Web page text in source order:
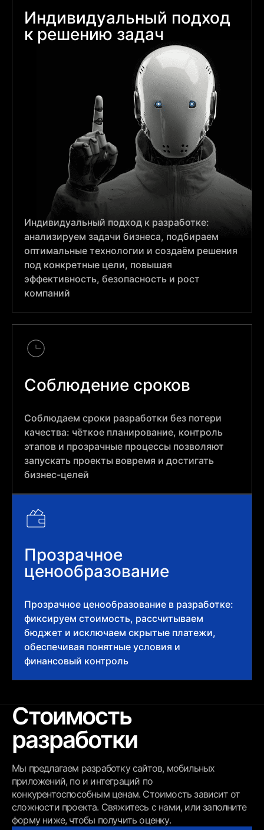
Индивидуальный подход
к решению задач
Индивидуальный подход к разработке:
анализируем задачи бизнеса, подбираем
оптимальные технологии и создаём решения
под конкретные цели, повышая
эффективность, безопасность и рост
компаний
Соблюдение сроков
Соблюдаем сроки разработки без потери
качества: чёткое планирование, контроль
этапов и прозрачные процессы позволяют
запускать проекты вовремя и достигать
бизнес-целей
Прозрачное
ценообразование
Прозрачное ценообразование в разработке:
фиксируем стоимость, рассчитываем
бюджет и исключаем скрытые платежи,
обеспечивая понятные условия и
финансовый контроль
Стоимость
разработки
Мы предлагаем разработку сайтов, мобильных
приложений, по и интеграций по
конкурентоспособным ценам. Стоимость зависит от
сложности проекта. Свяжитесь с нами, или заполните
форму ниже, чтобы получить оценку.